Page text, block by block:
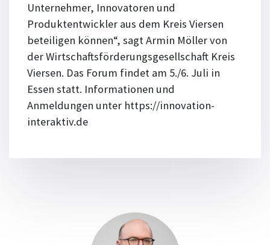
Unternehmer, Innovatoren und
Produktentwickler aus dem Kreis Viersen
beteiligen können“, sagt Armin Möller von
der Wirtschaftsförderungsgesellschaft Kreis
Viersen. Das Forum findet am 5./6. Juli in
Essen statt. Informationen und
Anmeldungen unter https://innovation-
interaktiv.de